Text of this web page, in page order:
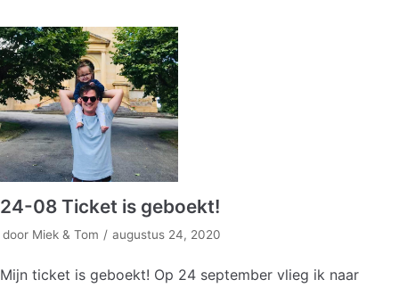
24-08 Ticket is geboekt!
door Miek & Tom augustus 24, 2020
Mijn ticket is geboekt! Op 24 september vlieg ik naar